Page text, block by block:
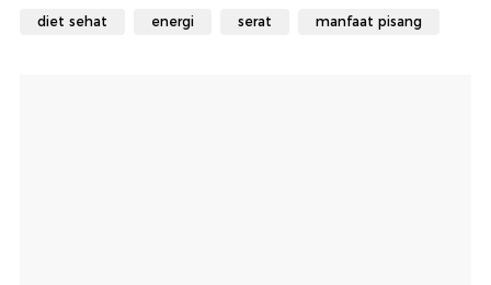
diet sehat energi serat manfaat pisang